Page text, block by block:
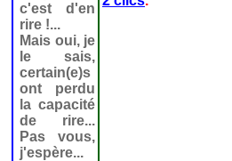
c'est d'en
rire !...
Mais oui, je
le sais,
certain(e)s
ont perdu
la capacité
de rire...
Pas vous,
j'espère...